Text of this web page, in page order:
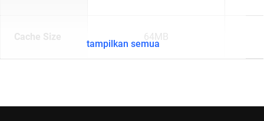
Cache Size 64MB
tampilkan semua